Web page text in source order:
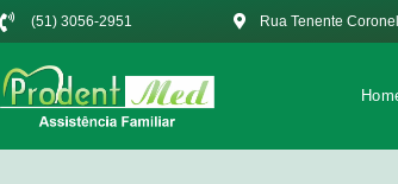
(51) 3056-2951 Rua Tenente